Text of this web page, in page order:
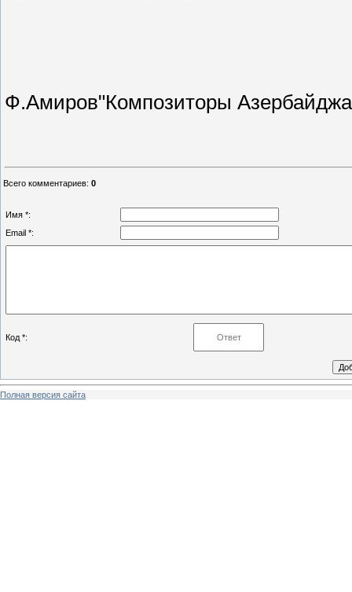
Ф.Амиров"Композиторы
Всего комментариев: 0
Имя *:
Email *:
Код *:
Полная версия сайта